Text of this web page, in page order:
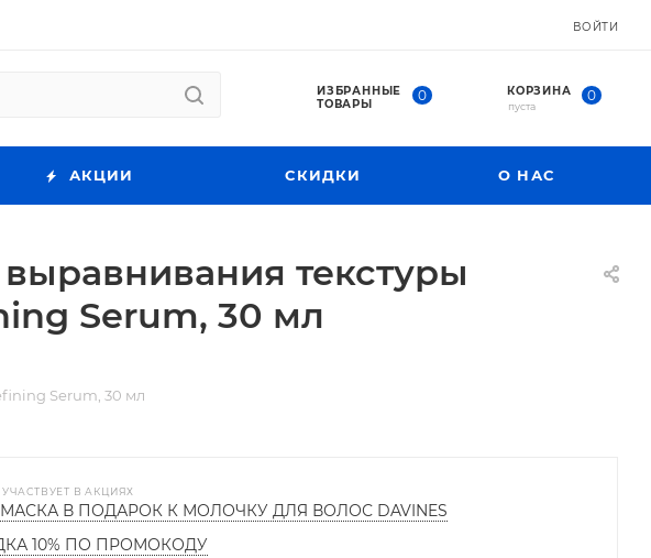
ВОЙТИ
ИЗБРАННЫЕ
ТОВАРЫ
0 КОРЗИНА 0
пуста
АКЦИИ СКИДКИ О НАС
текстуры
Serum, 30 мл
Serum, 30 мл
В АКЦИЯХ
В ПОДАРОК К МОЛОЧКУ ДЛЯ ВОЛОС DAVINES
10% ПО ПРОМОКОДУ